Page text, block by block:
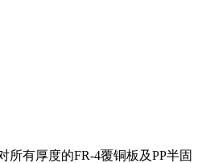
有厚度的FR-4覆铜板及PP半固